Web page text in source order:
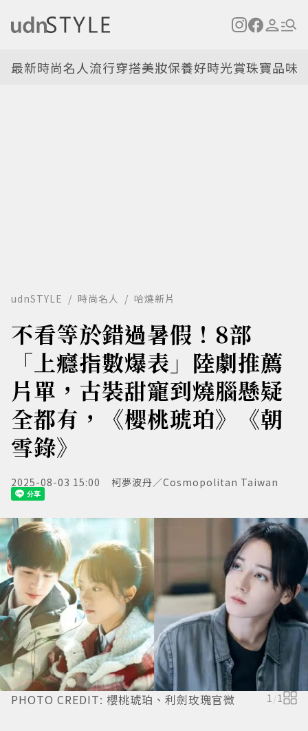
最新時尚名人流行穿搭美妝保養好時光賞珠寶品味
udnSTYLE 時尚名人 哈燒新片
不看等於錯過暑假！8部
「上癮指數爆表」陸劇推薦
片單，古裝甜寵到燒腦懸疑
全都有，《櫻桃琥珀》《朝
雪錄》
2025-08-03 15:00 柯夢波丹／Cosmopolitan Taiwan
PHOTO CREDIT: 櫻桃琥珀、利劍玫瑰官微 1/1